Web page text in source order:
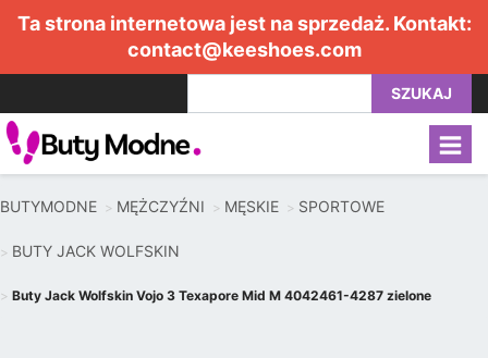
Ta strona internetowa jest na sprzedaż. Kontakt:
contact@keeshoes.com
SZUKAJ
BUTYMODNE MĘŻCZYŹNI MĘSKIE SPORTOWE
BUTY JACK WOLFSKIN
Buty Jack Wolfskin Vojo 3 Texapore Mid M 4042461-4287 zielone